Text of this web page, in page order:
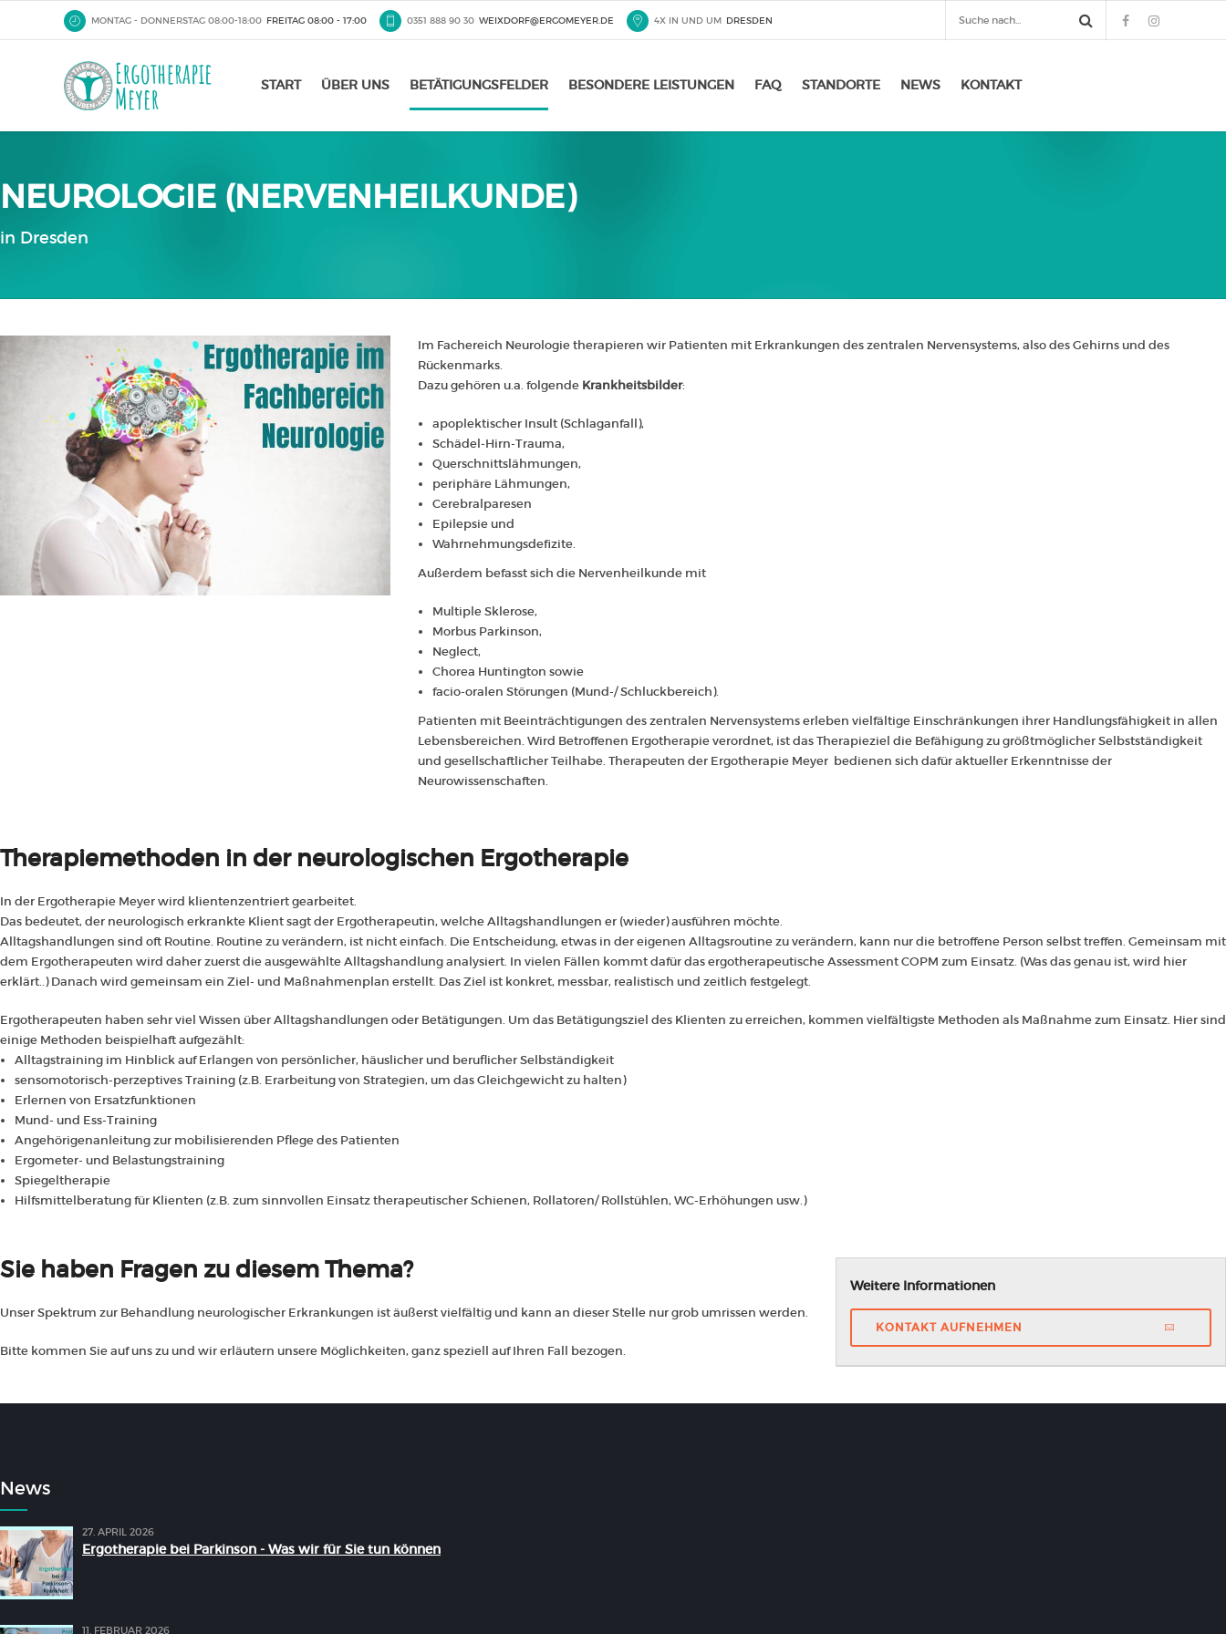
MONTAG - DONNERSTAG 08:00-18:00 FREITAG 08:00 - 17:00 0351 888 90 30 WEIXDORF@ERGOMEYER.DE 4X IN UND UM DRESDEN
START ÜBER UNS BETÄTIGUNGSFELDER BESONDERE LEISTUNGEN FAQ STANDORTE NEWS KONTAKT
NEUROLOGIE (NERVENHEILKUNDE)
in Dresden
Im Fachereich Neurologie therapieren wir Patienten mit Erkrankungen des zentralen Nervensystems, also des Gehirns und des
Rückenmarks.
Dazu gehören u.a. folgende Krankheitsbilder:
apoplektischer Insult (Schlaganfall),
Schädel-Hirn-Trauma,
Querschnittslähmungen,
periphäre Lähmungen,
Cerebralparesen
Epilepsie und
Wahrnehmungsdefizite.
Außerdem befasst sich die Nervenheilkunde mit
Multiple Sklerose,
Morbus Parkinson,
Neglect,
Chorea Huntington sowie
facio-oralen Störungen (Mund-/ Schluckbereich).
Patienten mit Beeinträchtigungen des zentralen Nervensystems erleben vielfältige Einschränkungen ihrer Handlungsfähigkeit in allen
Lebensbereichen. Wird Betroffenen Ergotherapie verordnet, ist das Therapieziel die Befähigung zu größtmöglicher Selbstständigkeit
und gesellschaftlicher Teilhabe. Therapeuten der Ergotherapie Meyer bedienen sich dafür aktueller Erkenntnisse der
Neurowissenschaften.
Therapiemethoden in der neurologischen Ergotherapie
In der Ergotherapie Meyer wird klientenzentriert gearbeitet.
Das bedeutet, der neurologisch erkrankte Klient sagt der Ergotherapeutin, welche Alltagshandlungen er (wieder) ausführen möchte.
Alltagshandlungen sind oft Routine. Routine zu verändern, ist nicht einfach. Die Entscheidung, etwas in der eigenen Alltagsroutine zu verändern, kann nur die betroffene Person selbst treffen. Gemeinsam mit
dem Ergotherapeuten wird daher zuerst die ausgewählte Alltagshandlung analysiert. In vielen Fällen kommt dafür das ergotherapeutische AssessmentCOPM zum Einsatz. (Was das genau ist, wird hier
erklärt..) Danach wird gemeinsam ein Ziel- und Maßnahmenplan erstellt. Das Ziel ist konkret, messbar, realistisch und zeitlich festgelegt.
Ergotherapeuten haben sehr viel Wissen über Alltagshandlungen oder Betätigungen. Um das Betätigungsziel des Klienten zu erreichen, kommen vielfältigste Methoden als Maßnahme zum Einsatz. Hier sind
einige Methoden beispielhaft aufgezählt:
Alltagstraining im Hinblick auf Erlangen von persönlicher, häuslicher und beruflicher Selbständigkeit
sensomotorisch-perzeptives Training (z.B. Erarbeitung von Strategien, um das Gleichgewicht zu halten)
Erlernen von Ersatzfunktionen
Mund- und Ess-Training
Angehörigenanleitung zur mobilisierenden Pflege des Patienten
Ergometer- und Belastungstraining
Spiegeltherapie
Hilfsmittelberatung für Klienten (z.B. zum sinnvollen Einsatztherapeutischer Schienen, Rollatoren/ Rollstühlen, WC-Erhöhungen usw.)
Sie haben Fragen zu diesem Thema?
Unser Spektrum zur Behandlung neurologischer Erkrankungen ist äußerst vielfältig und kann an dieser Stelle nur grob umrissen werden.
Bitte kommen Sie auf uns zu und wir erläutern unsere Möglichkeiten, ganz speziell auf Ihren Fall bezogen.
Weitere Informationen
KONTAKT AUFNEHMEN
News
27. APRIL 2026
Ergotherapie bei Parkinson - Was wir für Sie tun können
11. FEBRUAR 2026